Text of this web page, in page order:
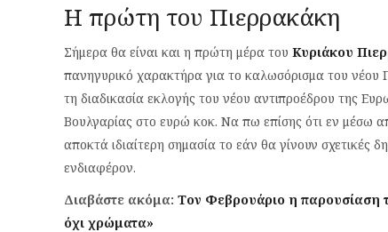
H πρώτη του Πιερρακάκη
Σήμερα θα είναι και η πρώτη μέρα του Κυριάκου
πανηγυρικό χαρακτήρα για το καλωσόρισμα του νέου
τη διαδικασία εκλογής του νέου αντιπροέδρου της
Βουλγαρίας στο ευρώ κοκ. Να πω επίσης ότι εν μέσω
αποκτά ιδιαίτερη σημασία το εάν θα γίνουν σχετικές
ενδιαφέρον.
Διαβάστε ακόμα: Τον Φεβρουάριο η παρουσίαση
όχι χρώματα»